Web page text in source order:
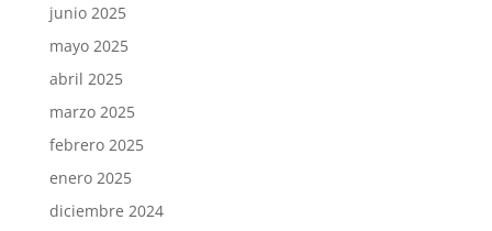
junio 2025
mayo 2025
abril 2025
marzo 2025
febrero 2025
enero 2025
diciembre 2024